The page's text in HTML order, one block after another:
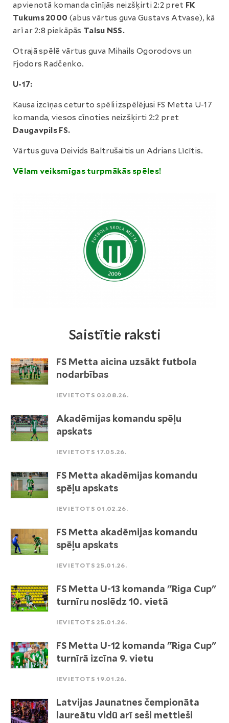
apvienotā komanda cīnījās neizšķirti 2:2 pret FK
Tukums 2000 (abus vārtus guva Gustavs Atvase), kā
arī ar 2:8 piekāpās Talsu NSS.
Otrajā spēlē vārtus guva Mihails Ogorodovs un
Fjodors Radčenko.
U-17:
Kausa izcīņas ceturto spēli izspēlējusi FS Metta U-17
komanda, viesos cīnoties neizšķirti 2:2 pret
Daugavpils FS.
Vārtus guva Deivids Baltrušaitis un Adrians Līcītis.
Vēlam veiksmīgas turpmākās spēles!
Saistītie raksti
FS Metta aicina uzsākt futbola
nodarbības
IEVIETOTS 03.08.26.
Akadēmijas komandu spēļu
apskats
IEVIETOTS 17.05.26.
FS Metta akadēmijas komandu
spēļu apskats
IEVIETOTS 01.02.26.
FS Metta akadēmijas komandu
spēļu apskats
IEVIETOTS 25.01.26.
FS Metta U-13 komanda "Riga Cup"
turnīru noslēdz 10. vietā
IEVIETOTS 25.01.26.
FS Metta U-12 komanda "Riga Cup"
turnīrā izcīna 9. vietu
IEVIETOTS 19.01.26.
Latvijas Jaunatnes čempionāta
laureātu vidū arī seši mettieši